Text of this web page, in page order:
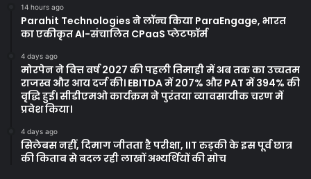
14 hours ago
Parahit Technologies ने लॉन्च किया ParaEngage, भारत
का एकीकृत AI-संचालित CPaaS प्लेटफॉर्म
4 days ago
मोरपेन ने वित्त वर्ष 2027 की पहली तिमाही में अब तक का उच्चतम
राजस्व और आय दर्ज की। EBITDA में 207% और PAT में 394% की
वृद्धि हुई। सीडीएमओ कार्यक्रम ने पुरंतया व्यावसायीक चरण में
प्रवेश किया।
4 days ago
सिलेबस नहीं, दिमाग जीतता है परीक्षा, IIT रुड़की के इस पूर्व छात्र
की किताब से बदल रही लाखों अभ्यर्थियों की सोच